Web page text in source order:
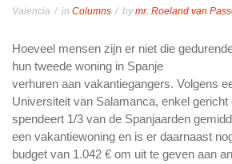
Valencia
in Columns bymr. Roeland van
Hoeveel mensen zijn er niet die
hun tweede woning in Spanje
verhuren aan vakantiegangers. Volgens
Universiteit van Salamanca, enkel gericht
spendeert 1/3 van de Spanjaarden
een vakantiewoning en is er daarnaast
budget van 1.042 € om uit te geven aan